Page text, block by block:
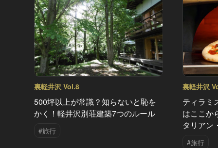
裏軽井沢 Vol.8
500坪以上が常識？知らないと恥を
かく！軽井沢別荘建築7つのルール
#旅行
裏軽井沢
ティラミ
はここか
タリアン
#旅行